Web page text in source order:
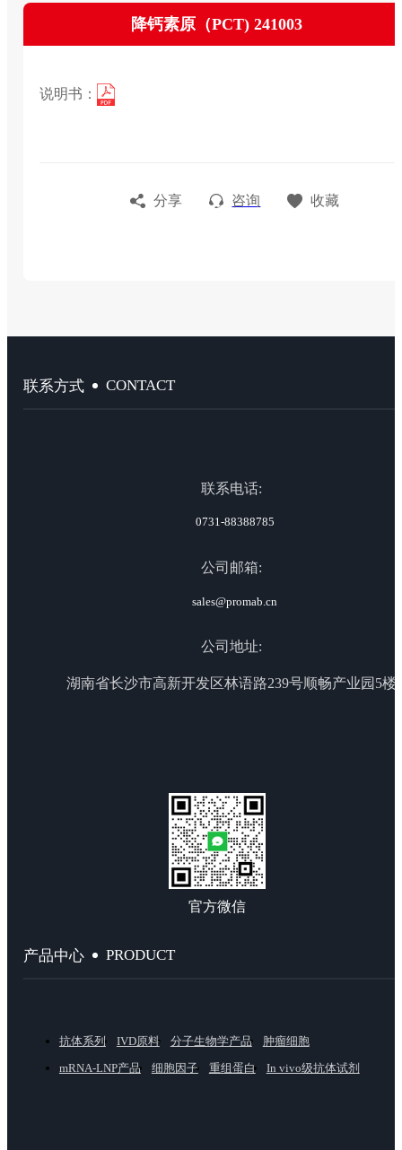
降钙素原（PCT) 241003
说明书：
分享 咨询 收藏
联系方式 CONTACT
联系电话:
0731-88388785
公司邮箱:
sales@promab.cn
公司地址:
湖南省长沙市高新开发区林语路239号顺畅产业园5楼
官方微信
产品中心 PRODUCT
抗体系列 IVD原料 分子生物学产品
肿瘤细胞
mRNA-LNP产品
细胞因子 重组蛋白 In vivo级抗体试剂